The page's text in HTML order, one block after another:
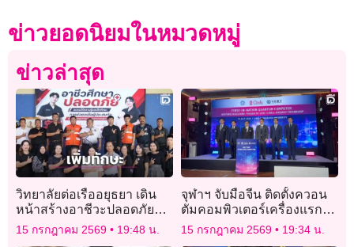
ข่าวยอดนิยมในหมวดหมู่
ข่าวล่าสุด
วิทยาลัยต่อเรืออยุธยา เดิน
หน้าสร้างอาชีวะปลอดภัย
อบรมปฐมพยาบาลฉุกเฉินให้
นักเรียน
15 กรกฎาคม 2569 19:48 น.
จุฬาฯ จับมือจีน ติดตั้งควอน
ตัมคอมพิวเตอร์เครื่องแรก
ของไทย
15 กรกฎาคม 2569 19:34 น.